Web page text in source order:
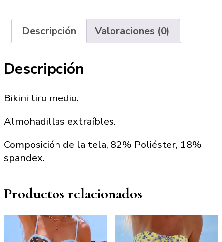
Descripción Valoraciones (0)
Descripción
Bikini tiro medio.
Almohadillas extraíbles.
Composición de la tela, 82% Poliéster, 18%
spandex.
Productos relacionados